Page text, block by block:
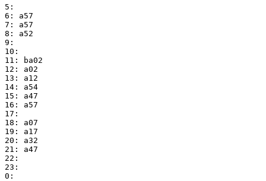
5:
6: a57
7: a57
8: a52
9:
10:
11: ba02
12: a02
13: a12
14: a54
15: a47
16: a57
17:
18: a07
19: a17
20: a32
21: a47
22:
23:
0: